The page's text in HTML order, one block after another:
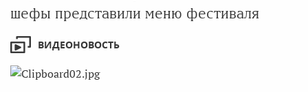
шефы представили меню фестиваля
ВИДЕОНОВОСТЬ